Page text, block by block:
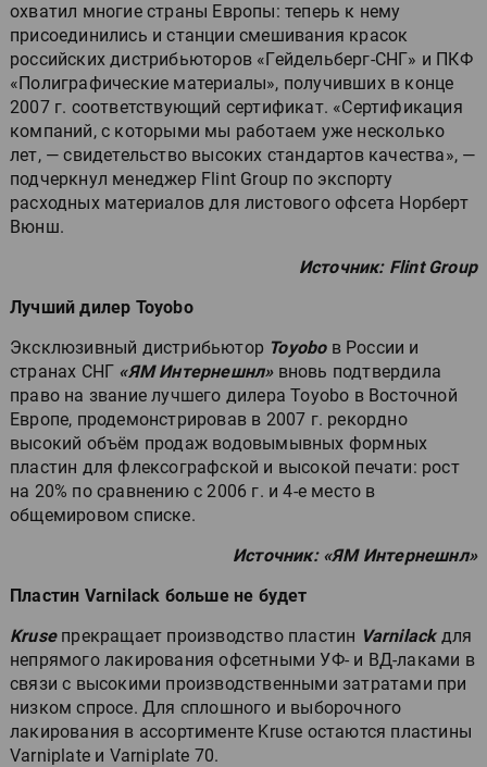
охватил многие страны Европы: теперь к нему
присоединились и станции смешивания красок
российских дистрибьюторов «Гейдельберг-СНГ» и ПКФ
«Полиграфические материалы», получивших в конце
2007 г. соответствующий сертификат. «Сертификация
компаний, с которыми мы работаем уже несколько
лет, — свидетельство высоких стандартов качества», —
подчеркнул менеджер Flint Group по экспорту
расходных материалов для листового офсета Норберт
Вюнш.
Источник: Flint Group
Лучший дилер Toyobo
Эксклюзивный дистрибьютор Toyoboв России и
странах СНГ «ЯМ Интернешнл»вновь подтвердила
право на звание лучшего дилера Toyobo в Восточной
Европе, продемонстрировав в 2007 г. рекордно
высокий объём продаж водовымывных формных
пластин для флексографской и высокой печати: рост
на 20% по сравнению с 2006 г. и 4-е место в
общемировом списке.
Источник: «ЯМ Интернешнл»
Пластин Varnilack больше не будет
Kruseпрекращает производство пластин Varnilackдля
непрямого лакирования офсетными УФ- и ВД-лаками в
связи с высокими производственными затратами при
низком спросе. Для сплошного и выборочного
лакирования в ассортименте Kruse остаются пластины
Varniplate и Varniplate 70.